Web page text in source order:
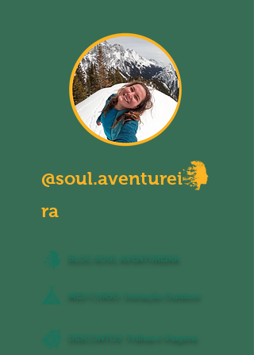
@soul.aventurei
ra
BLOG SOUL AVENTUREIRA
MEU CURSO: Iniciação Outdoor
DESCONTOS: Trilhas e Viagens